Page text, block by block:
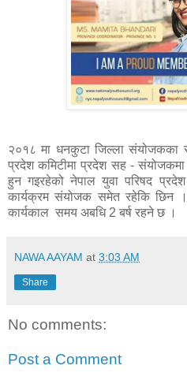
२०१८ मा धनकुटा जिल्ला संयोजकका
प्रदेश कमिटीमा प्रदेश सह -
हुन गइरहेको नेपाल युवा परिषद
कार्यक्रम संयोजक समेत रहेकि छिन
कार्यकाल समय अबधि 2 बर्ष रहने छ ।
NAWA AAYAM at 3:03 AM
Share
No comments:
Post a Comment